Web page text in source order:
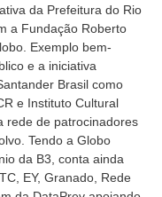
da Prefeitura do Rio
a Fundação Roberto
Exemplo bem-
e a iniciativa
Brasil como
e Instituto Cultural
rede de patrocinadores
Tendo a Globo
da B3, conta ainda
EY, Granado, Rede